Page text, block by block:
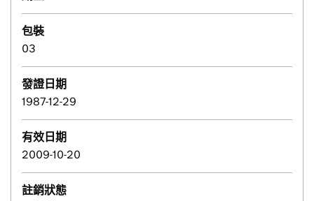
包裝
03
發證日期
1987-12-29
有效日期
2009-10-20
註銷狀態